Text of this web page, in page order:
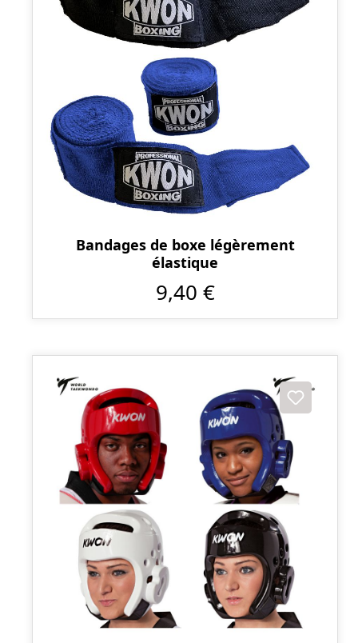
Bandages de boxe légèrement
élastique
9,40 €